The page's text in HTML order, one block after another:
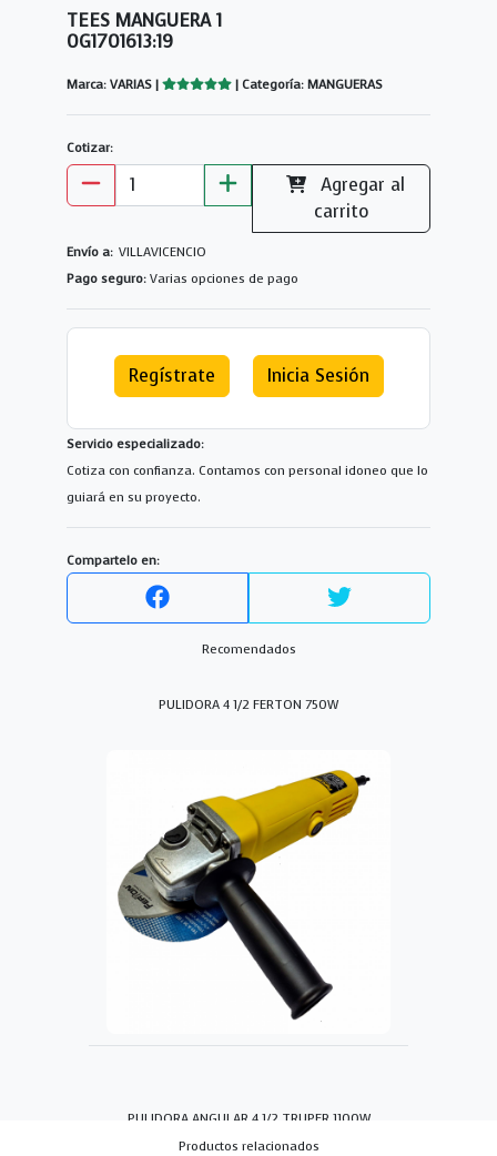
TEES MANGUERA 1
0G1701613:19
Marca: VARIAS | | Categoría: MANGUERAS
Cotizar:
Agregar al
carrito
Envío a: VILLAVICENCIO
Pago seguro: Varias opciones de pago
Regístrate Inicia Sesión
Servicio especializado:
Cotiza con confianza. Contamos con personal idoneo que lo
guiará en su proyecto.
Compartelo en:
Recomendados
PULIDORA 4 1/2 FERTON 750W
PULIDORA ANGULAR 4.1/2 TRUPER 1100W
Productos relacionados